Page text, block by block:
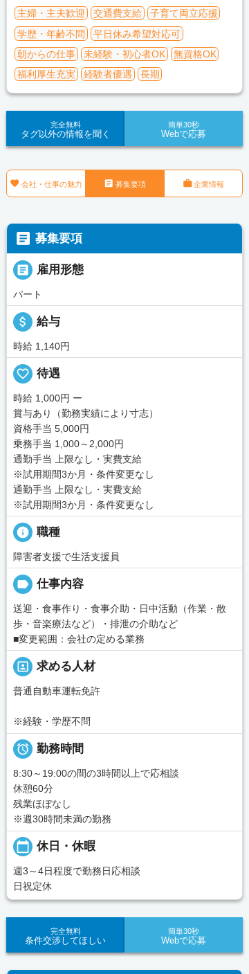
主婦・主夫歓迎
交通費支給
子育て両立応援
学歴・年齢不問
平日休み希望対応可
朝からの仕事
未経験・初心者OK
無資格OK
福利厚生充実
経験者優遇 長期
完全無料
タグ以外の情報を聞く
簡単30秒
Webで応募
 会社・仕事の魅力  募集要項 企業情報
 募集要項
 雇用形態
パート
attach_money 給与
時給 1,140円
favorite_border 待遇
時給 1,000円 ー
賞与あり（勤務実績により寸志）
資格手当 5,000円
乗務手当 1,000～2,000円
通勤手当 上限なし・実費支給
※試用期間3か月・条件変更なし
通勤手当 上限なし・実費支給
※試用期間3か月・条件変更なし
info 職種
障害者支援で生活支援員
label 仕事内容
送迎・食事作り・食事介助・日中活動（作業・散
歩・音楽療法など）・排泄の介助など
■変更範囲：会社の定める業務
portrait 求める人材
普通自動車運転免許
※経験・学歴不問
 勤務時間
8:30～19:00の間の3時間以上で応相談
休憩60分
残業ほぼなし
※週30時間未満の勤務
calendar_today 休日・休暇
週3～4日程度で勤務日応相談
日祝定休
完全無料
条件交渉してほしい
簡単30秒
Webで応募